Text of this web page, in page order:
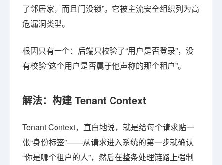
了邻居家，而且门没锁”。它被主流安全组织列为高
危漏洞类型。
根因只有一个：后端只校验了“用户是否登录”，没
有校验“这个用户是否属于他声称的那个租户”。
解法：构建 Tenant Context
Tenant Context，直白地说，就是给每个请求贴一
张“身份标签”——从请求进入系统的第一步就确认
“你是哪个租户的人”，然后在整条处理链路上强制